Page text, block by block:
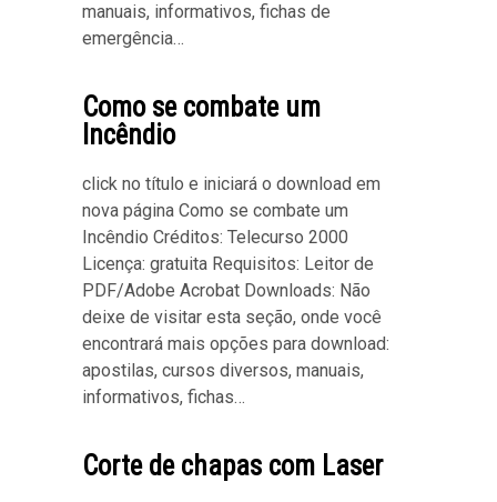
manuais, informativos, fichas de
emergência…
Como se combate um
Incêndio
click no título e iniciará o download em
nova página Como se combate um
Incêndio Créditos: Telecurso 2000
Licença: gratuita Requisitos: Leitor de
PDF/Adobe Acrobat Downloads: Não
deixe de visitar esta seção, onde você
encontrará mais opções para download:
apostilas, cursos diversos, manuais,
informativos, fichas…
Corte de chapas com Laser